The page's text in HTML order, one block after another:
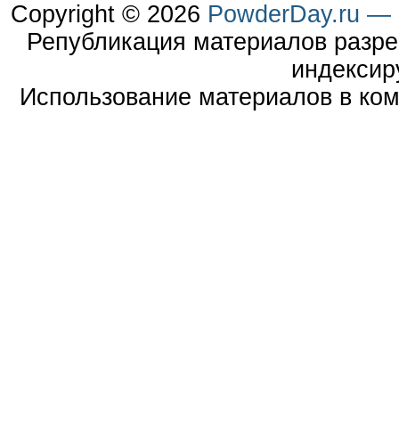
Copyright © 2026 PowderDay.ru —
Републикация материалов
Использование материалов в